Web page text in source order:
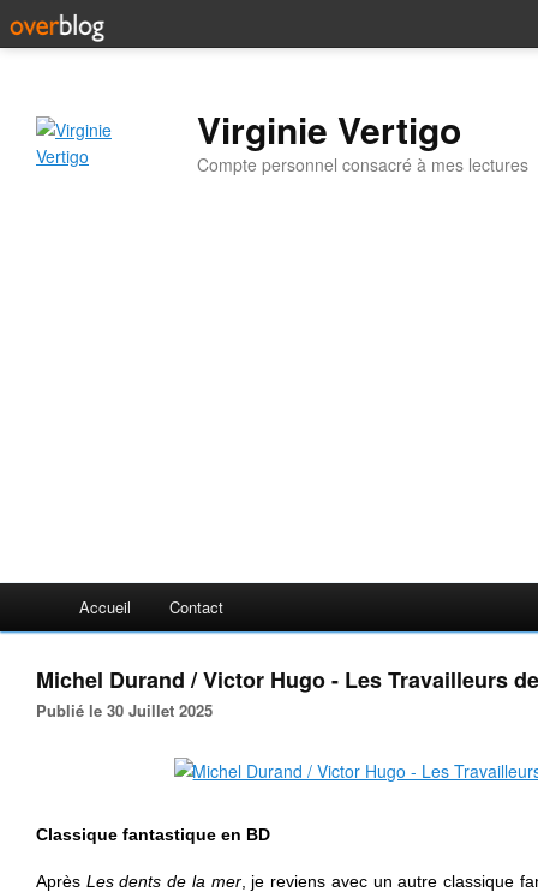
Virginie Vertigo
Compte personnel consacré à mes lectures
Accueil Contact
Michel Durand / Victor Hugo - Les Travailleurs
Publié le 30 Juillet 2025
Classique fantastique en BD
Après Les dents de la mer, je reviens avec un autre classique